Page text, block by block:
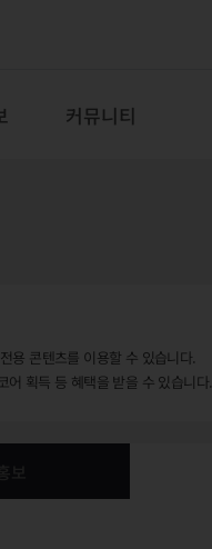
커뮤니티
용 콘텐츠를 이용할 수 있습니다.
어 획득 등 혜택을 받을 수 있습니다.